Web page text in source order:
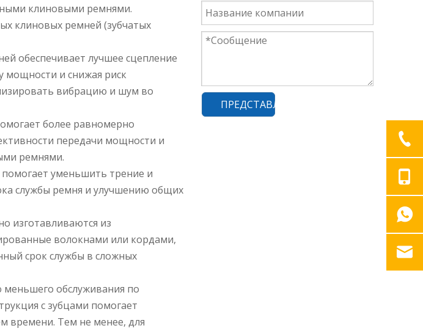
клиновыми ремнями.
клиновых ремней (зубчатых
обеспечивает лучшее сцепление
мощности и снижая риск
вибрацию и шум во
более равномерно
передачи мощности и
ремнями.
помогает уменьшить трение и
службы ремня и улучшению общих
изготавливаются из
волокнами или кордами,
срок службы в сложных
меньшего обслуживания по
с зубцами помогает
времени. Тем не менее, для
ПРЕДСТАВЛЯТЬ НА РАССМОТРЕНИЕ